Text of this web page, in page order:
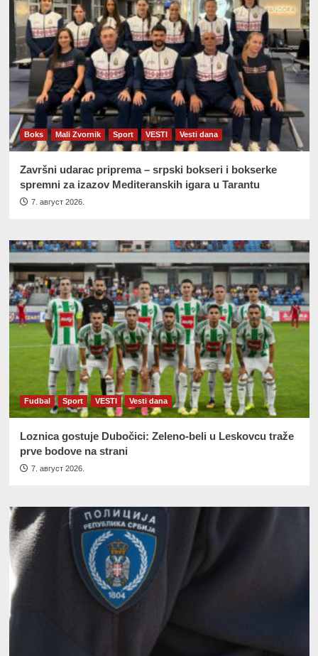
Boks Mali Zvornik Sport VESTI Vesti dana
Završni udarac priprema – srpski bokseri i bokserke
spremni za izazov Mediteranskih igara u Tarantu
7. август 2026.
Fudbal Sport VESTI Vesti dana
Loznica gostuje Dubočici: Zeleno-beli u Leskovcu traže
prve bodove na strani
7. август 2026.